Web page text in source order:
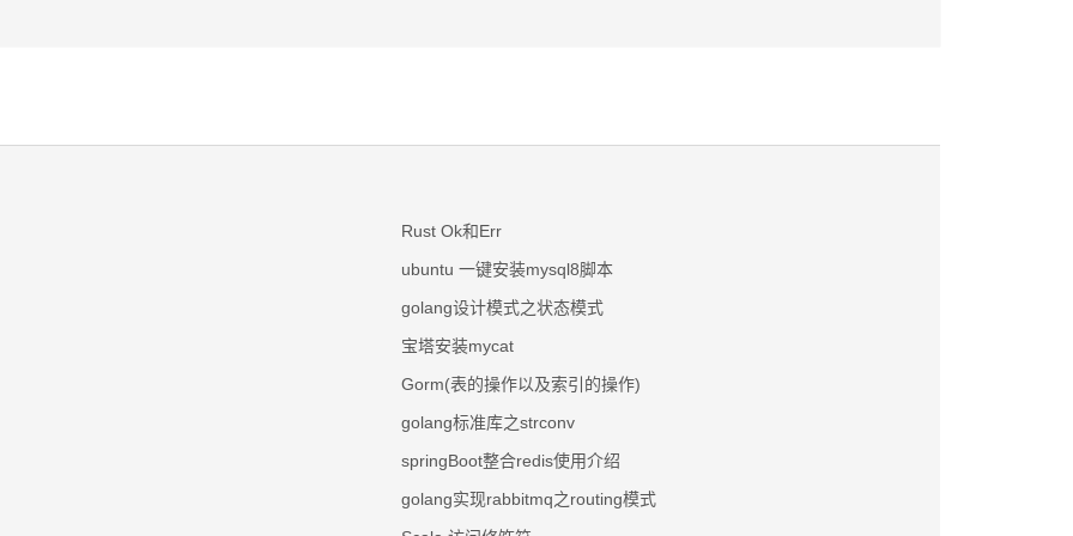
Rust Ok和Err
ubuntu 一键安装mysql8脚本
golang设计模式之状态模式
宝塔安装mycat
Gorm(表的操作以及索引的操作)
golang标准库之strconv
springBoot整合redis使用介绍
golang实现rabbitmq之routing模式